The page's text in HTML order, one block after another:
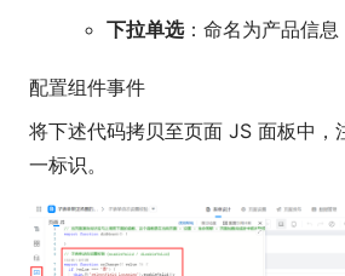
下拉单选：命名为产品信息
配置组件事件
将下述代码拷贝至页面 JS 面板中，
一标识。